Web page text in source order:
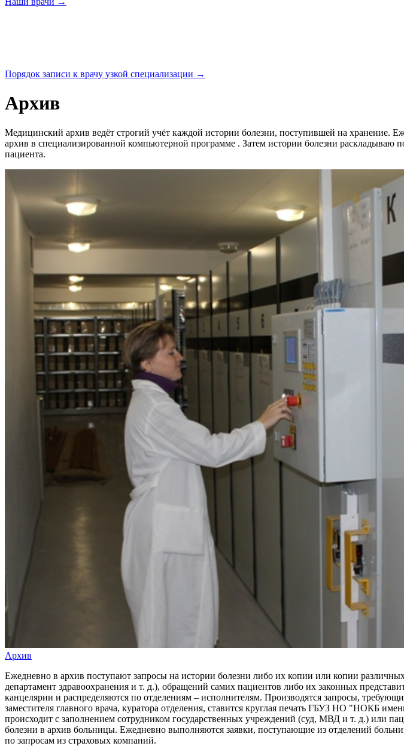
Порядок записи к врачу узкой специализации →
Архив
Медицинский архив ведёт строгий учёт каждой истории болезни, поступившей на хранение.
архив в специализированной компьютерной программе . Затем истории болезни
пациента.
Архив
Ежедневно в архив поступают запросы на истории болезни либо их копии или копии
департамент здравоохранения и т. д.), обращений самих пациентов либо их законных
канцелярии и распределяются по отделениям – исполнителям. Производятся запросы,
заместителя главного врача, куратора отделения, ставится круглая печать ГБУЗ НО "НОКБ
происходит с заполнением сотрудником государственных учреждений (суд, МВД и т. д.) или
болезни в архив больницы. Ежедневно выполняются заявки, поступающие из отделений
по запросам из страховых компаний.